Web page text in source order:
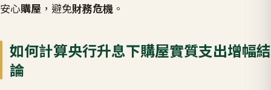
安心購屋 ，避免財務危機 。
如何計算央行升息下購屋實質支出增幅結
論